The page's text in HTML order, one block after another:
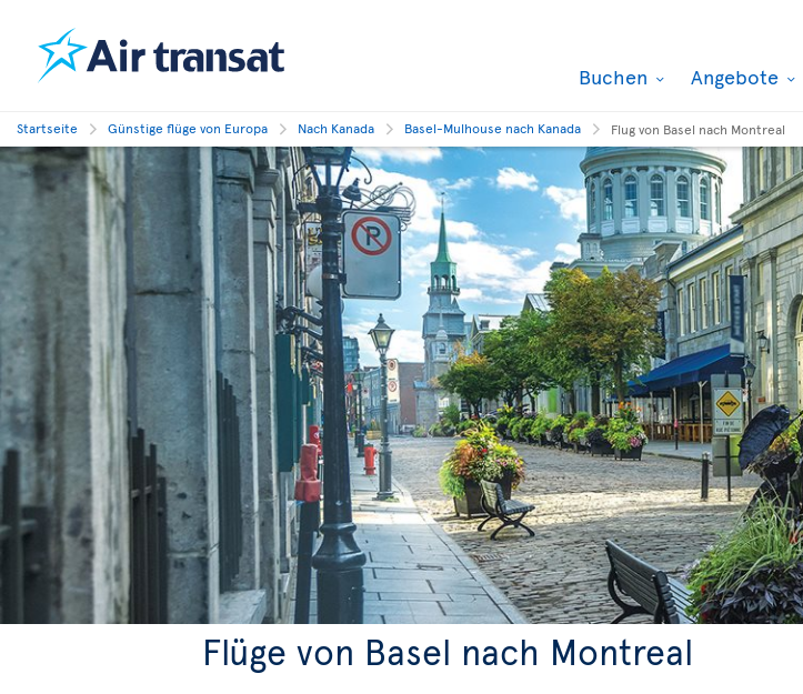
Buchen Angebote
Startseite Günstige flüge von Europa Nach Kanada Basel-Mulhouse nach Kanada Flug von Basel nach Montreal
Flüge von Basel nach Montreal